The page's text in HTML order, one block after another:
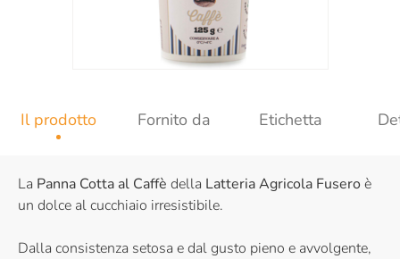
Il prodotto Fornito da Etichetta
La Panna Cotta al Caffè della Latteria Agricola Fuseroè
un dolce al cucchiaio irresistibile.
Dalla consistenza setosa e dal gusto pieno e avvolgente,